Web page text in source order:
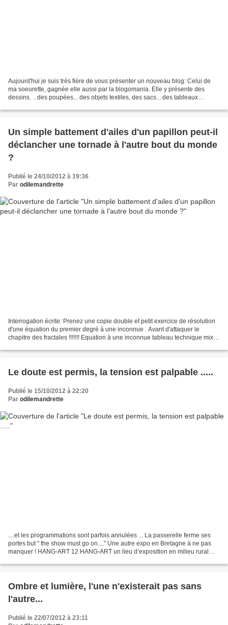
Aujourd'hui je suis très fière de vous présenter un nouveau blog: Celui de
ma soeurette, gagnée elle aussi par la blogomania. Elle y présente des
dessins. .. des poupées... des objets textiles, des sacs... des tableaux
Un simple battement d'ailes d'un papillon peut-il
déclancher une tornade à l'autre bout du monde
?
Publié le 24/10/2012 à 19:36
Par odilemandrette
Interrogation écrite: Prenez une copie double et petit exercice de résolution
d'une équation du premier degré à une inconnue . Avant d'attaquer le
chapitre des fractales !!!!!!! Equation à une inconnue tableau technique mixte
Le doute est permis, la tension est palpable .....
Publié le 15/10/2012 à 22:20
Par odilemandrette
....et les programmations sont parfois annulées ... La passerelle ferme ses
portes but " the show must go on...." Une autre expo en Bretagne à ne pas
manquer ! HANG-ART 12 HANG-ART un lieu d’exposition en milieu rural
Ombre et lumière, l'une n'existerait pas sans
l'autre...
Publié le 22/07/2012 à 23:11